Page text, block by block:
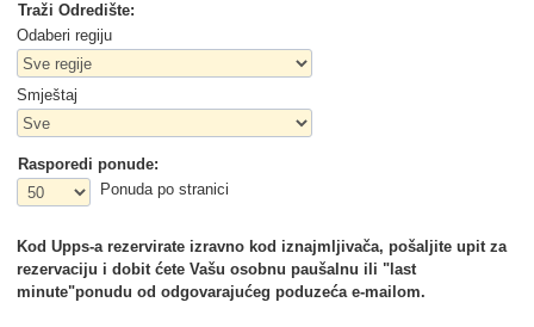
Putovanja: Pretraga na zemljovidu
"Last Minute"ponuda + Paušalna ponuda
Druga država
Traži Odredište:
Odaberi regiju
Smještaj
Rasporedi ponude:
Ponuda po stranici
Kod Upps-a rezervirate izravno kod iznajmljivača, pošaljite upit za
rezervaciju i dobit ćete Vašu osobnu paušalnu ili "last
minute"ponudu od odgovarajućeg poduzeća e-mailom.